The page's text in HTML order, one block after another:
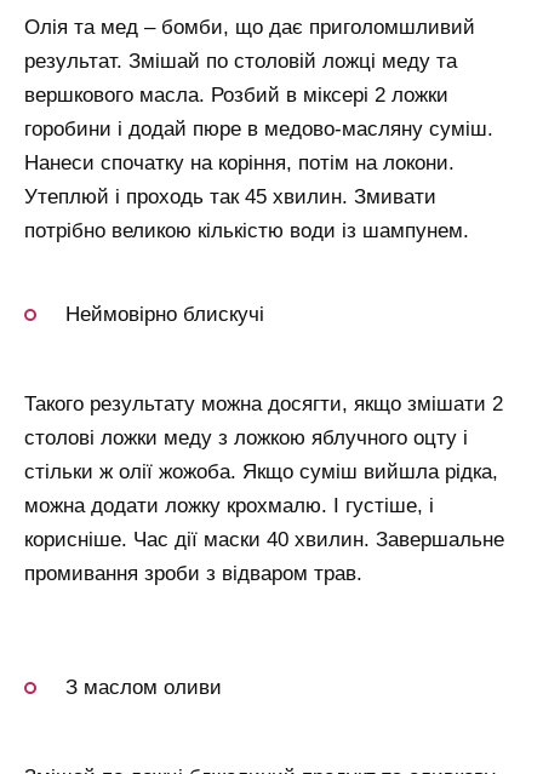
Олія та мед – бомби, що дає приголомшливий
результат. Змішай по столовій ложці меду та
вершкового масла. Розбий в міксері 2 ложки
горобини і додай пюре в медово-масляну суміш.
Нанеси спочатку на коріння, потім на локони.
Утеплюй і проходь так 45 хвилин. Змивати
потрібно великою кількістю води із шампунем.
Неймовірно блискучі
Такого результату можна досягти, якщо змішати 2
столові ложки меду з ложкою яблучного оцту і
стільки ж олії жожоба. Якщо суміш вийшла рідка,
можна додати ложку крохмалю. І густіше, і
корисніше. Час дії маски 40 хвилин. Завершальне
промивання зроби з відваром трав.
З маслом оливи